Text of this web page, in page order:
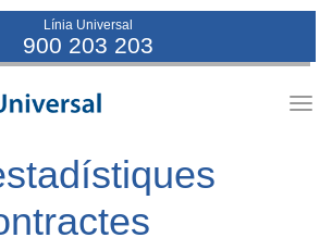
Línia Universal
900 203 203